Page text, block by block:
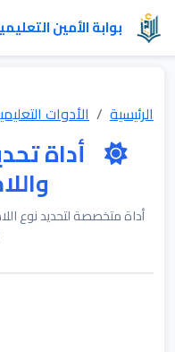
بوابة الأمين
الرئيسية الأدوات
أداة
أداة متخصصة لتحديد نوع